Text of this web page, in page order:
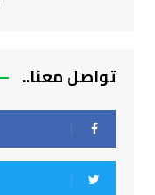
تواصل معنا..